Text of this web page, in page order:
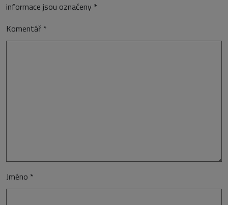
informace jsou označeny *
Komentář *
Jméno *